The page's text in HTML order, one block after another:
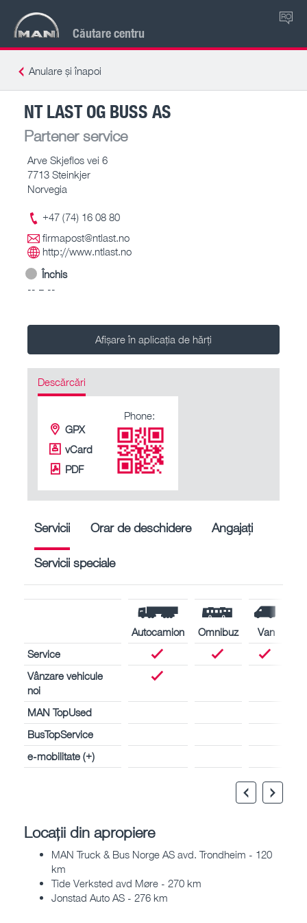
Căutare centru
RO
Anulare și înapoi
NT LAST OG BUSS AS
Partener service
Arve Skjeflos vei 6
7713 Steinkjer
Norvegia
+47 (74) 16 08 80
firmapost@ntlast.no
http://www.ntlast.no
Închis
-- – --
Afișare în aplicația de hărți
Descărcări
GPX
vCard
PDF
Phone:
Servicii Orar de deschidere Angajați
Servicii speciale
Autocamion Omnibuz
Van
Service
Vânzare vehicule
noi
MAN TopUsed
BusTopService
e-mobilitate (+)
Locații din apropiere
MAN Truck & Bus Norge AS avd. Trondheim - 120
km
Tide Verksted avd Møre - 270 km
Jonstad Auto AS - 276 km